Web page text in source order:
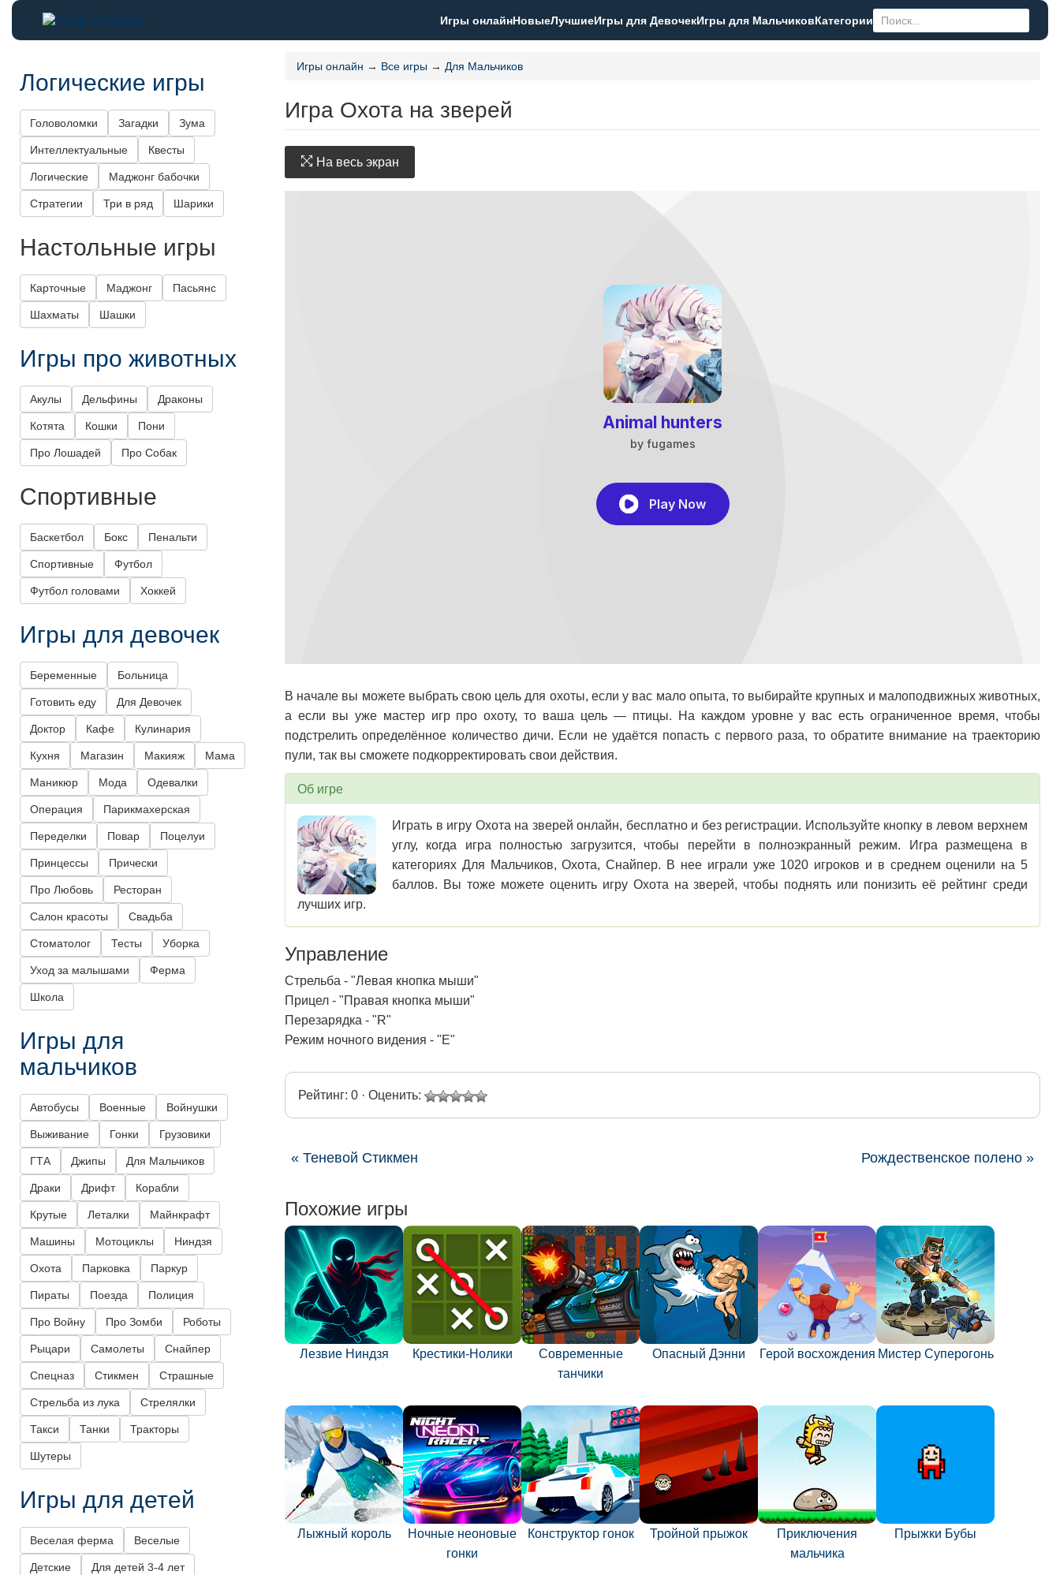
Игры онлайнНовыеЛучшиеИгры для ДевочекИгры для МальчиковКатегории
Игры онлайн → Все игры → Для Мальчиков
Игра Охота на зверей
На весь экран
В начале вы можете выбрать свою цель для охоты, если у вас мало опыта, то выбирайте крупных и малоподвижных животных,
а если вы уже мастер игр про охоту, то ваша цель — птицы. На каждом уровне у вас есть ограниченное время, чтобы
подстрелить определённое количество дичи. Если не удаётся попасть с первого раза, то обратите внимание на траекторию
пули, так вы сможете подкорректировать свои действия.
Об игре
Играть в игру Охота на зверей онлайн, бесплатно и без регистрации. Используйте кнопку в левом верхнем
углу, когда игра полностью загрузится, чтобы перейти в полноэкранный режим. Игра размещена в
категориях Для Мальчиков, Охота, Снайпер. В нее играли уже 1020 игроков и в среднем оценили на 5
баллов. Вы тоже можете оценить игру Охота на зверей, чтобы поднять или понизить её рейтинг среди
лучших игр.
Управление
Стрельба - "Левая кнопка мыши"
Прицел - "Правая кнопка мыши"
Перезарядка - "R"
Режим ночного видения - "E"
Рейтинг: 0 · Оценить:
« Теневой Стикмен Рождественское полено »
Похожие игры
Лезвие Ниндзя Крестики-Нолики
Современные
танчики
Опасный Дэнни Герой восхождения Мистер Суперогонь
Лыжный король
Ночные неоновые
гонки
Конструктор гонок Тройной прыжок
Приключения
мальчика
Прыжки Бубы
Логические игры
Головоломки Загадки Зума
Интеллектуальные Квесты
Логические Маджонг бабочки
Стратегии Три в ряд Шарики
Настольные игры
Карточные Маджонг Пасьянс
Шахматы Шашки
Игры про животных
Акулы Дельфины Драконы
Котята Кошки Пони
Про Лошадей Про Собак
Спортивные
Баскетбол Бокс Пенальти
Спортивные Футбол
Футбол головами Хоккей
Игры для девочек
Беременные Больница
Готовить еду Для Девочек
Доктор Кафе Кулинария
Кухня Магазин Макияж Мама
Маникюр Мода Одевалки
Операция Парикмахерская
Переделки Повар Поцелуи
Принцессы Прически
Про Любовь Ресторан
Салон красоты Свадьба
Стоматолог Тесты Уборка
Уход за малышами Ферма
Школа
Игры для
мальчиков
Автобусы Военные Войнушки
Выживание Гонки Грузовики
ГТА Джипы Для Мальчиков
Драки Дрифт Корабли
Крутые Леталки Майнкрафт
Машины Мотоциклы Ниндзя
Охота Парковка Паркур
Пираты Поезда Полиция
Про Войну Про Зомби Роботы
Рыцари Самолеты Снайпер
Спецназ Стикмен Страшные
Стрельба из лука Стрелялки
Такси Танки Тракторы
Шутеры
Игры для детей
Веселая ферма Веселые
Детские Для детей 3-4 лет